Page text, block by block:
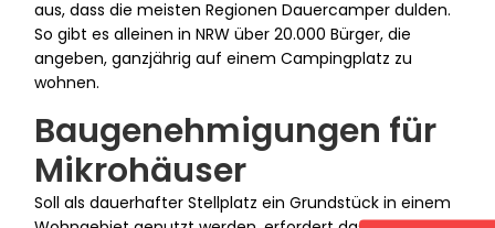
aus, dass die meisten Regionen Dauercamper dulden.
So gibt es alleinen in NRW über 20.000 Bürger, die
angeben, ganzjährig auf einem Campingplatz zu
wohnen.
Baugenehmigungen für
Mikrohäuser
Soll als dauerhafter Stellplatz ein Grundstück in einem